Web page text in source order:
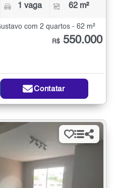
1 vaga 62 m²
com 2 quartos - 62 m²
R$ 550.000
Contatar